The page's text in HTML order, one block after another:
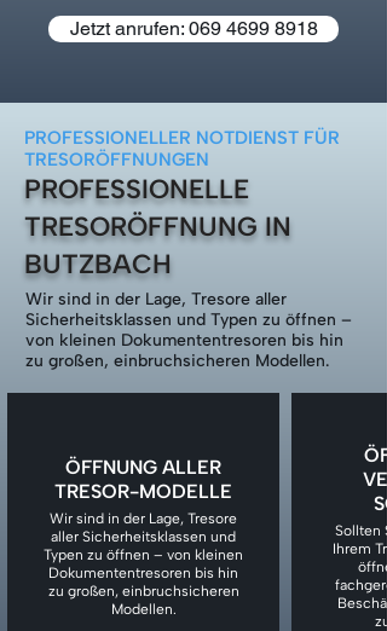
Jetzt anrufen: 069 4699 8918
PROFESSIONELLER NOTDIENST FÜR
TRESORÖFFNUNGEN
PROFESSIONELLE
TRESORÖFFNUNG IN
BUTZBACH
Wir sind in der Lage, Tresore aller
Sicherheitsklassen und Typen zu öffnen –
von kleinen Dokumententresoren bis hin
zu großen, einbruchsicheren Modellen.
ÖFFNUNG ALLER
TRESOR-MODELLE
Wir sind in der Lage, Tresore
aller Sicherheitsklassen und
Typen zu öffnen – von kleinen
Dokumententresoren bis hin
zu großen, einbruchsicheren
Modellen.
Sollten
Ihrem